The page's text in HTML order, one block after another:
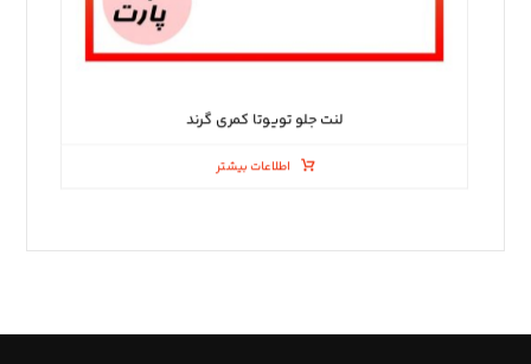
لنت جلو تویوتا کمری گرند
اطلاعات بیشتر